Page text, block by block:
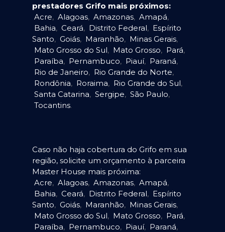
prestadores Grifo mais próximos:
Acre, Alagoas, Amazonas, Amapá,
Bahia, Ceará, Distrito Federal, Espírito
Santo, Goiás, Maranhão, Minas Gerais,
Mato Grosso do Sul, Mato Grosso, Pará,
Paraíba, Pernambuco, Piauí, Paraná,
Rio de Janeiro, Rio Grande do Norte,
Rondônia, Roraima, Rio Grande do Sul,
Santa Catarina, Sergipe, São Paulo,
Tocantins.
Caso não haja cobertura do Grifo em sua
região, solicite um orçamento à parceira
Master House mais próxima:
Acre, Alagoas, Amazonas, Amapá,
Bahia, Ceará, Distrito Federal, Espírito
Santo, Goiás, Maranhão, Minas Gerais,
Mato Grosso do Sul, Mato Grosso, Pará,
Paraíba, Pernambuco, Piauí, Paraná,